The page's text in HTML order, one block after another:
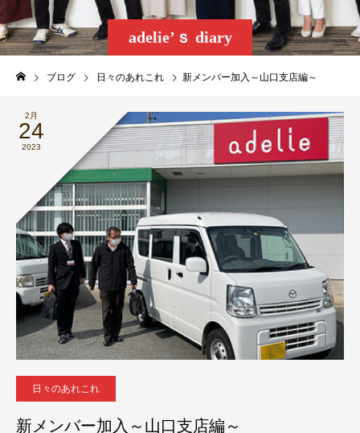
adelie’ｓ diary
ブログ 日々のあれこれ 新メンバー加入～山口支店編～
2月
24
2023
日々のあれこれ
新メンバー加入～山口支店編～